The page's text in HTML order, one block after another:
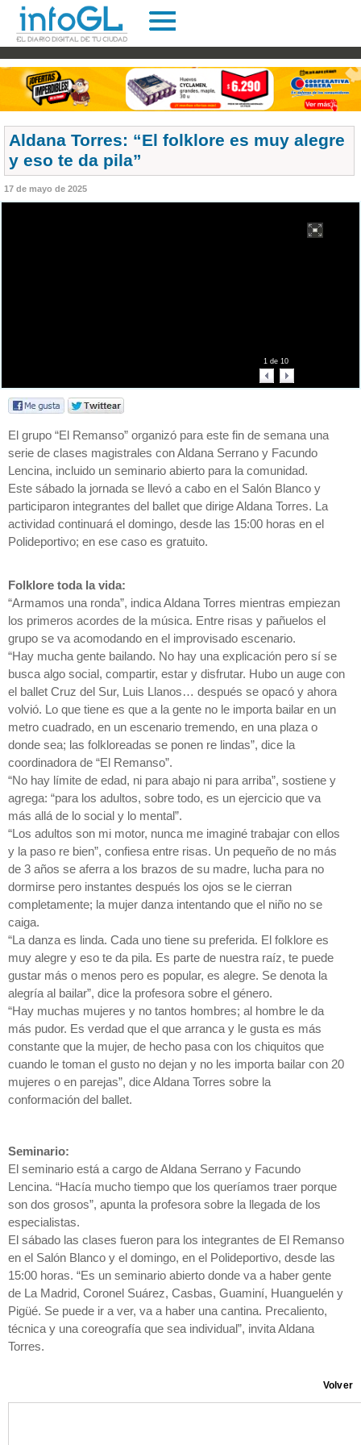
Aldana Torres: “El folklore es muy alegre
y eso te da pila”
17 de mayo de 2025
1 de10
El grupo “El Remanso” organizó para este fin de semana una
serie de clases magistrales con Aldana Serrano y Facundo
Lencina, incluido un seminario abierto para la comunidad.
Este sábado la jornada se llevó a cabo en el Salón Blanco y
participaron integrantes del ballet que dirige Aldana Torres. La
actividad continuará el domingo, desde las 15:00 horas en el
Polideportivo; en ese caso es gratuito.
Folklore toda la vida:
“Armamos una ronda”, indica Aldana Torres mientras empiezan
los primeros acordes de la música. Entre risas y pañuelos el
grupo se va acomodando en el improvisado escenario.
“Hay mucha gente bailando. No hay una explicación pero sí se
busca algo social, compartir, estar y disfrutar. Hubo un auge con
el ballet Cruz del Sur, Luis Llanos… después se opacó y ahora
volvió. Lo que tiene es que a la gente no le importa bailar en un
metro cuadrado, en un escenario tremendo, en una plaza o
donde sea; las folkloreadas se ponen re lindas”, dice la
coordinadora de “El Remanso”.
“No hay límite de edad, ni para abajo ni para arriba”, sostiene y
agrega: “para los adultos, sobre todo, es un ejercicio que va
más allá de lo social y lo mental”.
“Los adultos son mi motor, nunca me imaginé trabajar con ellos
y la paso re bien”, confiesa entre risas. Un pequeño de no más
de 3 años se aferra a los brazos de su madre, lucha para no
dormirse pero instantes después los ojos se le cierran
completamente; la mujer danza intentando que el niño no se
caiga.
“La danza es linda. Cada uno tiene su preferida. El folklore es
muy alegre y eso te da pila. Es parte de nuestra raíz, te puede
gustar más o menos pero es popular, es alegre. Se denota la
alegría al bailar”, dice la profesora sobre el género.
“Hay muchas mujeres y no tantos hombres; al hombre le da
más pudor. Es verdad que el que arranca y le gusta es más
constante que la mujer, de hecho pasa con los chiquitos que
cuando le toman el gusto no dejan y no les importa bailar con 20
mujeres o en parejas”, dice Aldana Torres sobre la
conformación del ballet.
Seminario:
El seminario está a cargo de Aldana Serrano y Facundo
Lencina. “Hacía mucho tiempo que los queríamos traer porque
son dos grosos”, apunta la profesora sobre la llegada de los
especialistas.
El sábado las clases fueron para los integrantes de El Remanso
en el Salón Blanco y el domingo, en el Polideportivo, desde las
15:00 horas. “Es un seminario abierto donde va a haber gente
de La Madrid, Coronel Suárez, Casbas, Guaminí, Huanguelén y
Pigüé. Se puede ir a ver, va a haber una cantina. Precaliento,
técnica y una coreografía que sea individual”, invita Aldana
Torres.
Volver